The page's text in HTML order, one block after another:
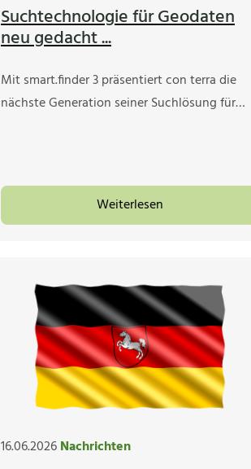
Suchtechnologie für Geodaten
neu gedacht ...
Mit smart.finder 3 präsentiert con terra die
nächste Generation seiner Suchlösung für…
Weiterlesen
16.06.2026Nachrichten